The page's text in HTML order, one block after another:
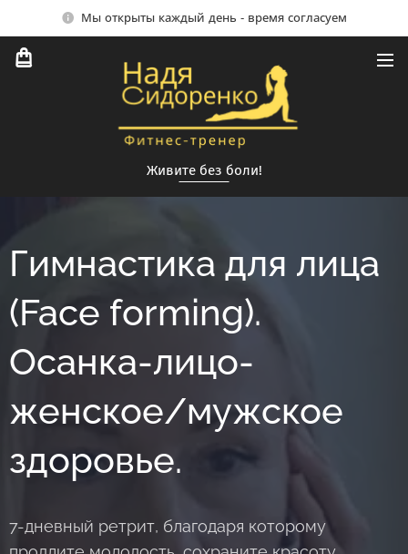
Мы открыты каждый день - время согласуем
Живите без боли!
Гимнастика для лица
(Face forming).
Oсанка-лицо-
женское/мужское
здоровье.
7-дневный ретрит, благодаря которому